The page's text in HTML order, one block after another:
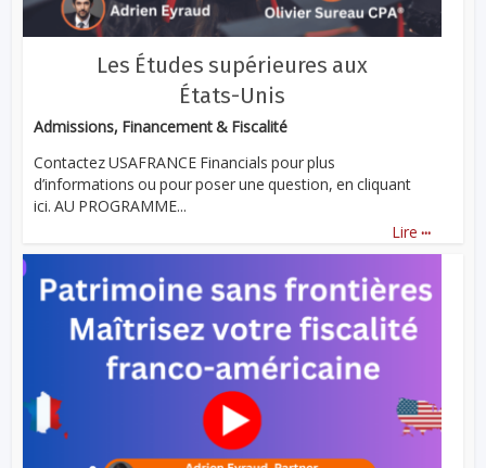
Les Études supérieures aux
États-Unis
Admissions, Financement & Fiscalité
Contactez USAFRANCE Financials pour plus
d’informations ou pour poser une question, en cliquant
ici. AU PROGRAMME...
Lire ...